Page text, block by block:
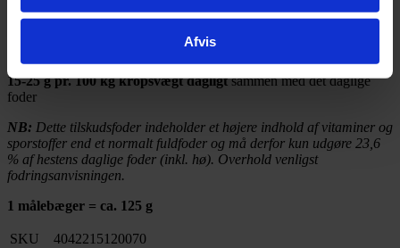
Afvis
15-25 g pr. 100 kg kropsvægt dagligtsammen med det daglige
foder
NB: Dette tilskudsfoder indeholder et højere indhold af vitaminer og
sporstoffer end et normalt fuldfoder og må derfor kun udgøre 23,6
% af hestens daglige foder (inkl. hø). Overhold venligst
fodringsanvisningen.
1 målebæger = ca. 125 g
SKU
4042215120070